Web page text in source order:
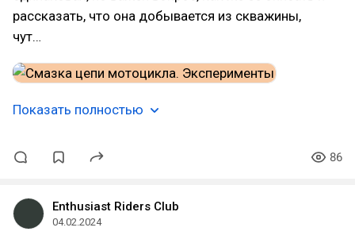
рассказать, что она добывается из скважины,
чут…
Показать полностью
86
Enthusiast Riders Club
04.02.2024